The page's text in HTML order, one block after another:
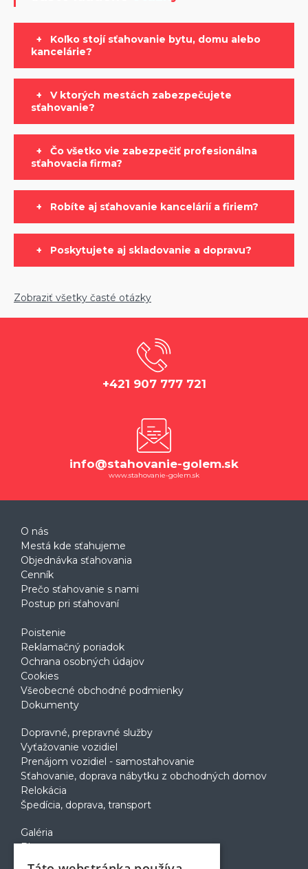
+ Koľko stojí sťahovanie bytu, domu alebo
kancelárie?
+ V ktorých mestách zabezpečujete
sťahovanie?
+ Čo všetko vie zabezpečiť profesionálna
sťahovacia firma?
+ Robíte aj sťahovanie kancelárií a firiem?
+ Poskytujete aj skladovanie a dopravu?
Zobraziť všetky časté otázky
+421 907 777 721
info@stahovanie-golem.sk
www.stahovanie-golem.sk
O nás
Mestá kde sťahujeme
Objednávka sťahovania
Cenník
Prečo sťahovanie s nami
Postup pri sťahovaní
Poistenie
Reklamačný poriadok
Ochrana osobných údajov
Cookies
Všeobecné obchodné podmienky
Dokumenty
Dopravné, prepravné služby
Vyťažovanie vozidiel
Prenájom vozidiel - samostahovanie
Sťahovanie, doprava nábytku z obchodných domov
Relokácia
Špedícia, doprava, transport
Galéria
Blog
Voľné pozície